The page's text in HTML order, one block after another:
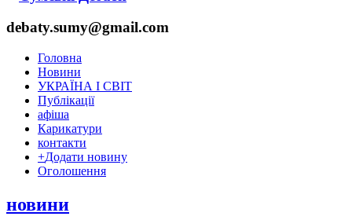
debaty.sumy@gmail.com
Головна
Новини
УКРАЇНА І СВІТ
Публікації
афіша
Карикатури
контакти
+Додати новину
Оголошення
новини